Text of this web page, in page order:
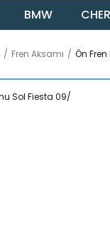
BMW
Fren Aksamı Ön